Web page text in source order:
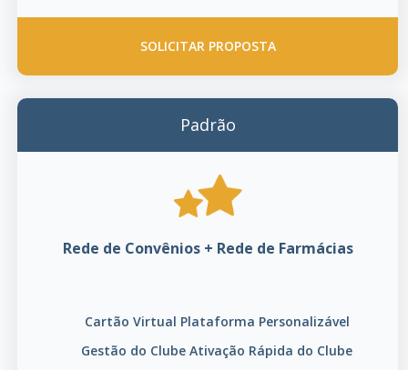
SOLICITAR PROPOSTA
Padrão
Rede de Convênios + Rede de Farmácias
Cartão Virtual Plataforma Personalizável
Gestão do Clube Ativação Rápida do Clube